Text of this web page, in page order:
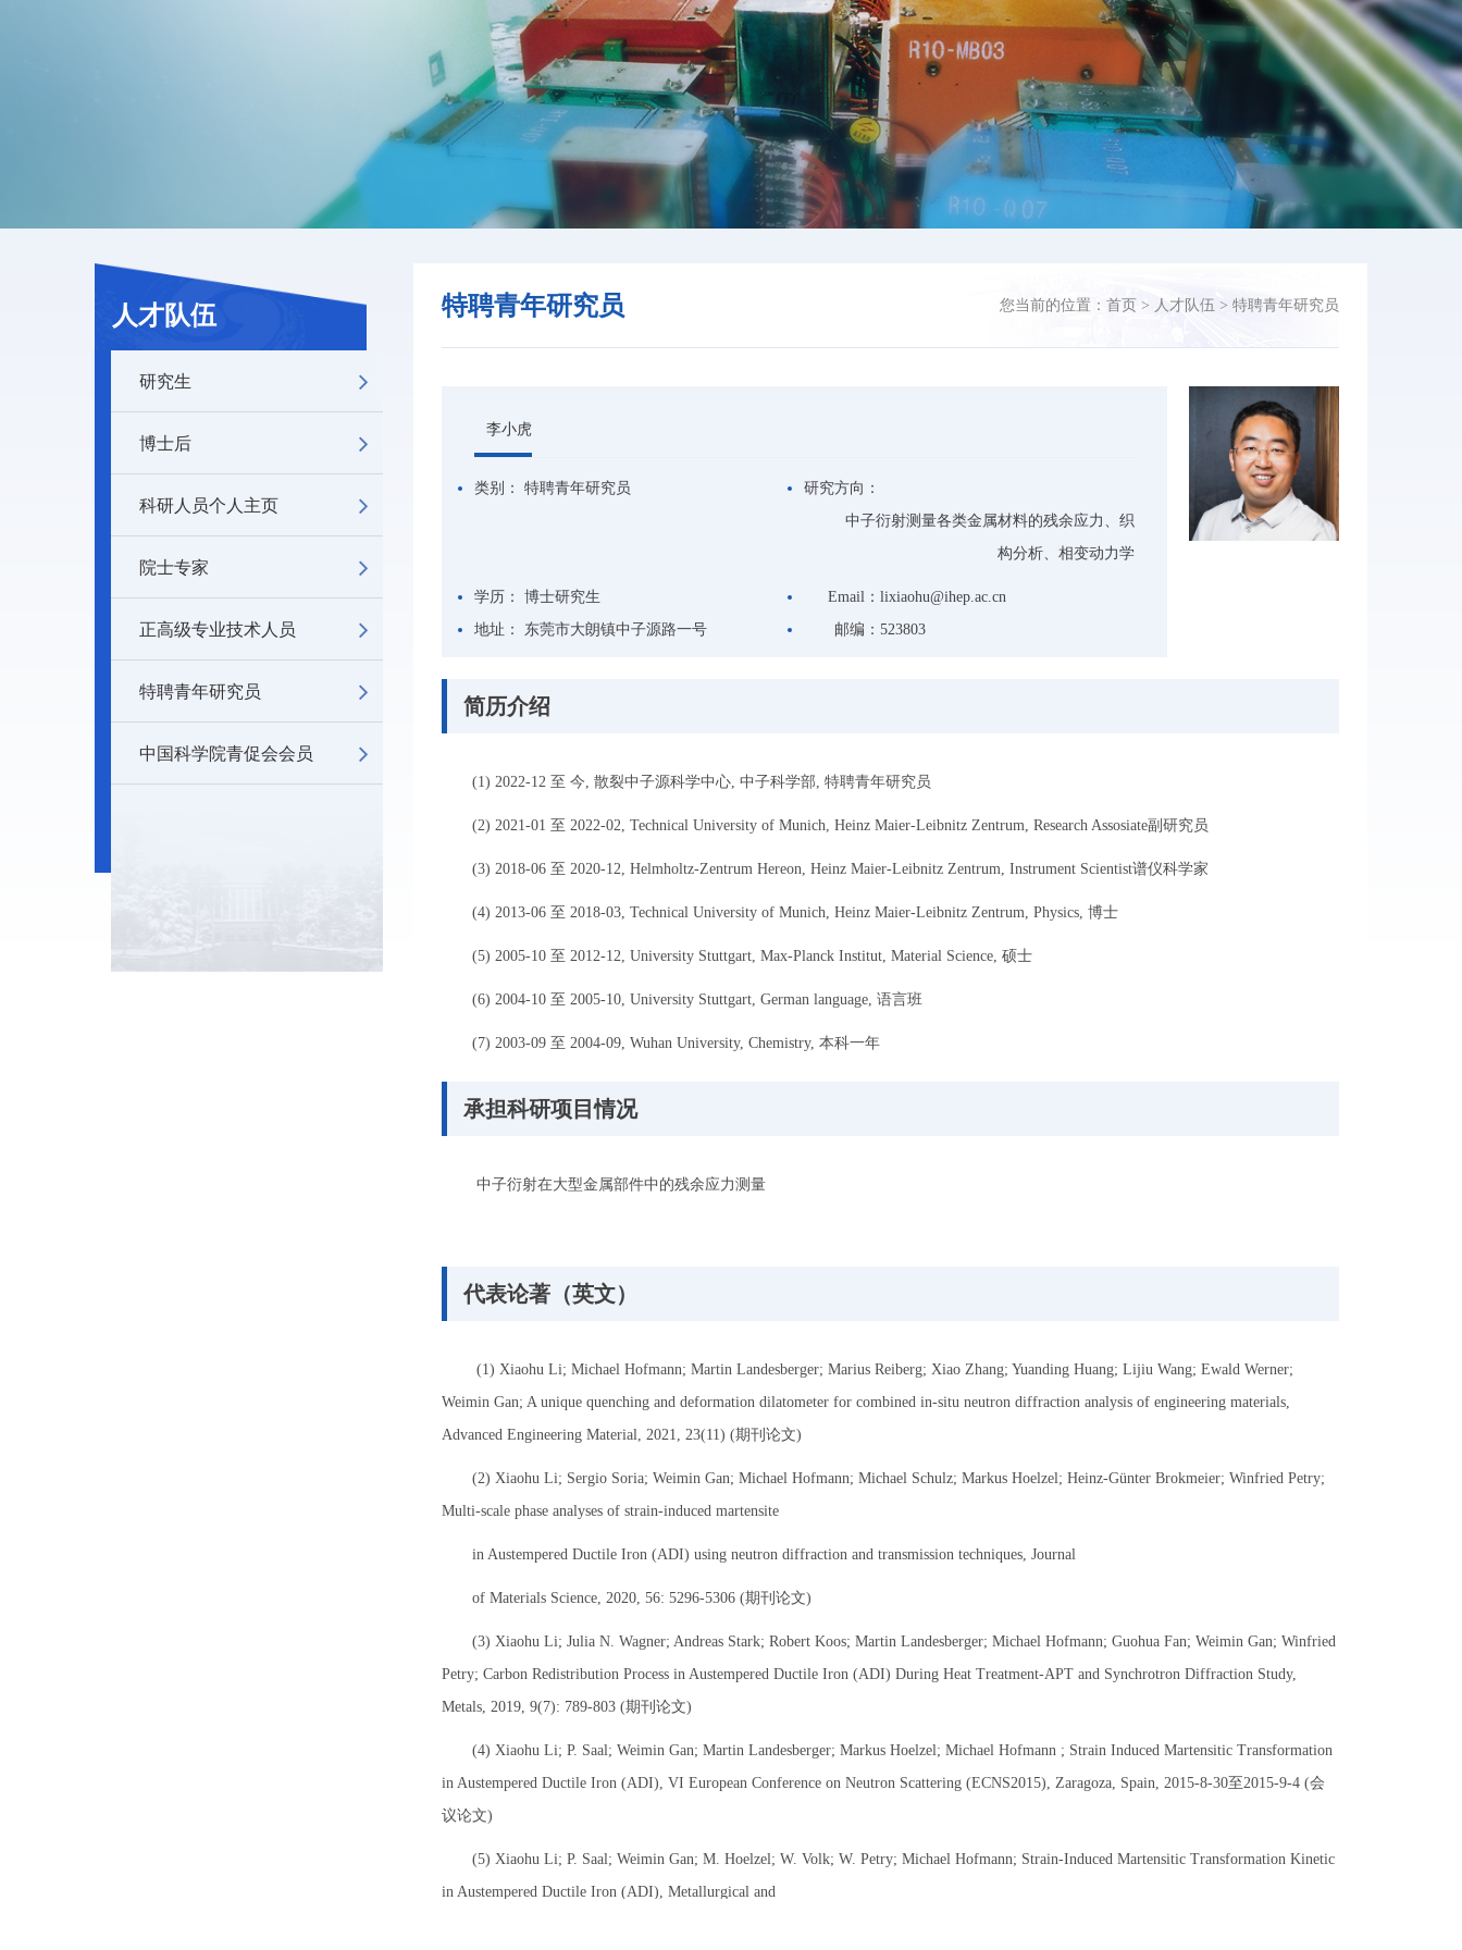
人才队伍
研究生
博士后
科研人员个人主页
院士专家
正高级专业技术人员
特聘青年研究员
中国科学院青促会会员
特聘青年研究员 您当前的位置： 首页 > 人才队伍 > 特聘青年研究员
李小虎
类别： 特聘青年研究员
研究方向：
中子衍射测量各类金属材料的残余应力、织
构分析、相变动力学
学历： 博士研究生 Email：lixiaohu@ihep.ac.cn
地址：
东莞市大朗镇中子源路一号 邮编：523803
简历介绍
(1) 2022-12 至 今, 散裂中子源科学中心, 中子科学部, 特聘青年研究员
(2) 2021-01 至 2022-02, Technical University of Munich, Heinz Maier-Leibnitz Zentrum, Research Assosiate副研究员
(3) 2018-06 至 2020-12, Helmholtz-Zentrum Hereon, Heinz Maier-Leibnitz Zentrum, Instrument Scientist谱仪科学家
(4) 2013-06 至 2018-03, Technical University of Munich, Heinz Maier-Leibnitz Zentrum, Physics, 博士
(5) 2005-10 至 2012-12, University Stuttgart, Max-Planck Institut, Material Science, 硕士
(6) 2004-10 至 2005-10, University Stuttgart, German language, 语言班
(7) 2003-09 至 2004-09, Wuhan University, Chemistry, 本科一年
承担科研项目情况
中子衍射在大型金属部件中的残余应力测量
代表论著（英文）
(1) Xiaohu Li; Michael Hofmann; Martin Landesberger; Marius Reiberg; Xiao Zhang; Yuanding Huang; Lijiu Wang; Ewald Werner;
Weimin Gan; A unique quenching and deformation dilatometer for combined in-situ neutron diffraction analysis of engineering materials,
Advanced Engineering Material, 2021, 23(11) (期刊论文)
(2) Xiaohu Li; Sergio Soria; Weimin Gan; Michael Hofmann; Michael Schulz; Markus Hoelzel; Heinz-Günter Brokmeier; Winfried Petry;
Multi-scale phase analyses of strain-induced martensite
in Austempered Ductile Iron (ADI) using neutron diffraction and transmission techniques, Journal
of Materials Science, 2020, 56: 5296-5306 (期刊论文)
(3) Xiaohu Li; Julia N. Wagner; Andreas Stark; Robert Koos; Martin Landesberger; Michael Hofmann; Guohua Fan; Weimin Gan; Winfried
Petry; Carbon Redistribution Process in Austempered Ductile Iron (ADI) During Heat Treatment-APT and Synchrotron Diffraction Study,
Metals, 2019, 9(7): 789-803 (期刊论文)
(4) Xiaohu Li; P. Saal; Weimin Gan; Martin Landesberger; Markus Hoelzel; Michael Hofmann ; Strain Induced Martensitic Transformation
in Austempered Ductile Iron (ADI), VI European Conference on Neutron Scattering (ECNS2015), Zaragoza, Spain, 2015-8-30至2015-9-4 (会
议论文)
(5) Xiaohu Li; P. Saal; Weimin Gan; M. Hoelzel; W. Volk; W. Petry; Michael Hofmann; Strain-Induced Martensitic Transformation Kinetic
in Austempered Ductile Iron (ADI), Metallurgical and